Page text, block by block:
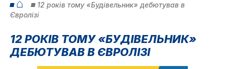
⌂
12 років тому «Будівельник» дебютував в
Євролізі
12 РОКІВ ТОМУ «БУДІВЕЛЬНИК»
ДЕБЮТУВАВ В ЄВРОЛІЗІ